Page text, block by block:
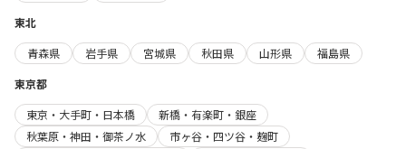
東北
青森県
岩手県 宮城県 秋田県 山形県
福島県
東京都
東京・大手町・日本橋
新橋・有楽町・銀座
秋葉原・神田・御茶ノ水
市ヶ谷・四ツ谷・麹町